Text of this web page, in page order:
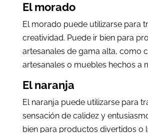
El morado
El morado puede utilizarse para
creatividad. Puede ir bien para
artesanales de gama alta, como
artesanales o muebles hechos a
El naranja
El naranja puede utilizarse para
sensación de calidez y
bien para productos divertidos o